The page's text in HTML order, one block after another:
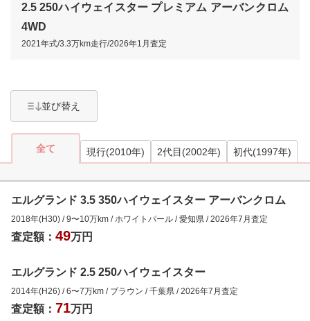
2.5 250ハイウェイスター プレミアム アーバンクロム
4WD
2021年式/3.3万km走行/2026年1月査定
並び替え
全て 現行(2010年) 2代目(2002年) 初代(1997年)
エルグランド 3.5 350ハイウェイスター アーバンクロム
2018年(H30) /9〜10万km / ホワイトパール /愛知県 /2026年7月査定
査定額： 49万円
エルグランド 2.5 250ハイウェイスター
2014年(H26) /6〜7万km / ブラウン /千葉県 /2026年7月査定
査定額： 71万円